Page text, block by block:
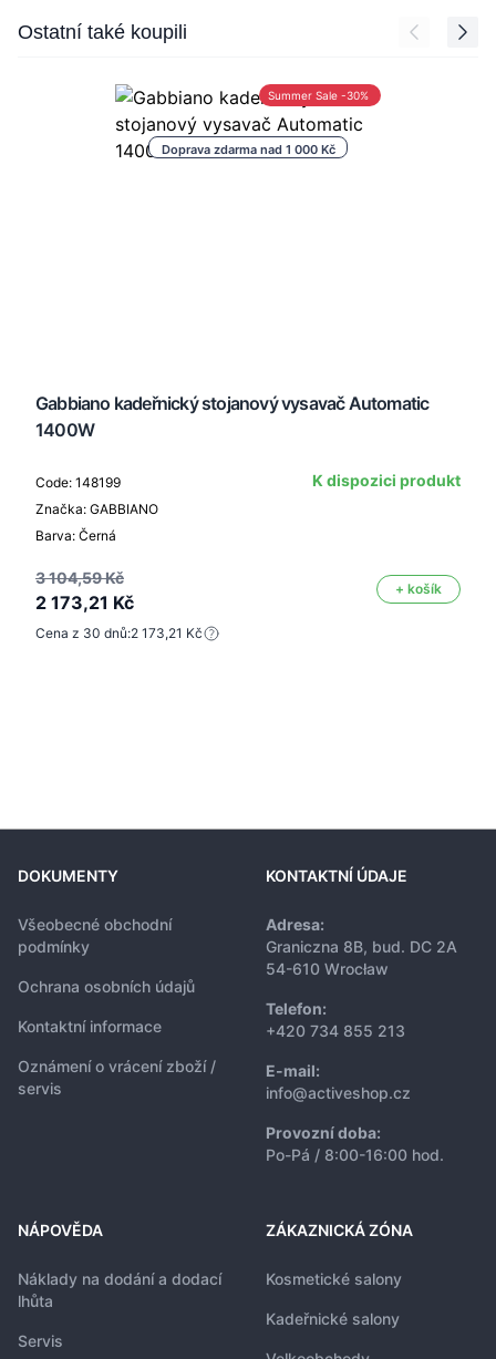
Press to skip carousel
Ostatní také koupili
Doprava zdarma nad 1 000 Kč
Summer Sale -30%
Gabbiano kadeřnický stojanový vysavač Automatic
1400W
Code: 148199
Značka: GABBIANO
Barva: Černá
K dispozici produkt
3 104,59 Kč
2 173,21 Kč
+ košík
Cena z 30 dnů:2 173,21 Kč
DOKUMENTY
Všeobecné obchodní
podmínky
Ochrana osobních údajů
Kontaktní informace
Oznámení o vrácení zboží /
servis
KONTAKTNÍ ÚDAJE
Adresa:
Graniczna 8B, bud. DC 2A
54-610 Wrocław
Telefon:
+420 734 855 213
E-mail:
info@activeshop.cz
Provozní doba:
Po-Pá / 8:00-16:00 hod.
NÁPOVĚDA
Náklady na dodání a dodací
lhůta
Servis
ZÁKAZNICKÁ ZÓNA
Kosmetické salony
Kadeřnické salony